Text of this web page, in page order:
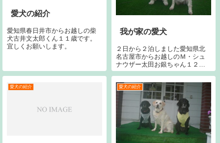
愛犬の紹介
愛知県春日井市からお越しの柴
犬古井文太郎くん１１歳です。
宜しくお願いします。
我が家の愛犬
２日から２泊しました愛知県北
名古屋市からお越しのＭ・シュ
ナウザー太田お銀ちゃん１２歳
（右）と同じく太田お絹ちゃん
２４回目です。宜しくお願いし
ます。
愛犬の紹介 愛犬の紹介